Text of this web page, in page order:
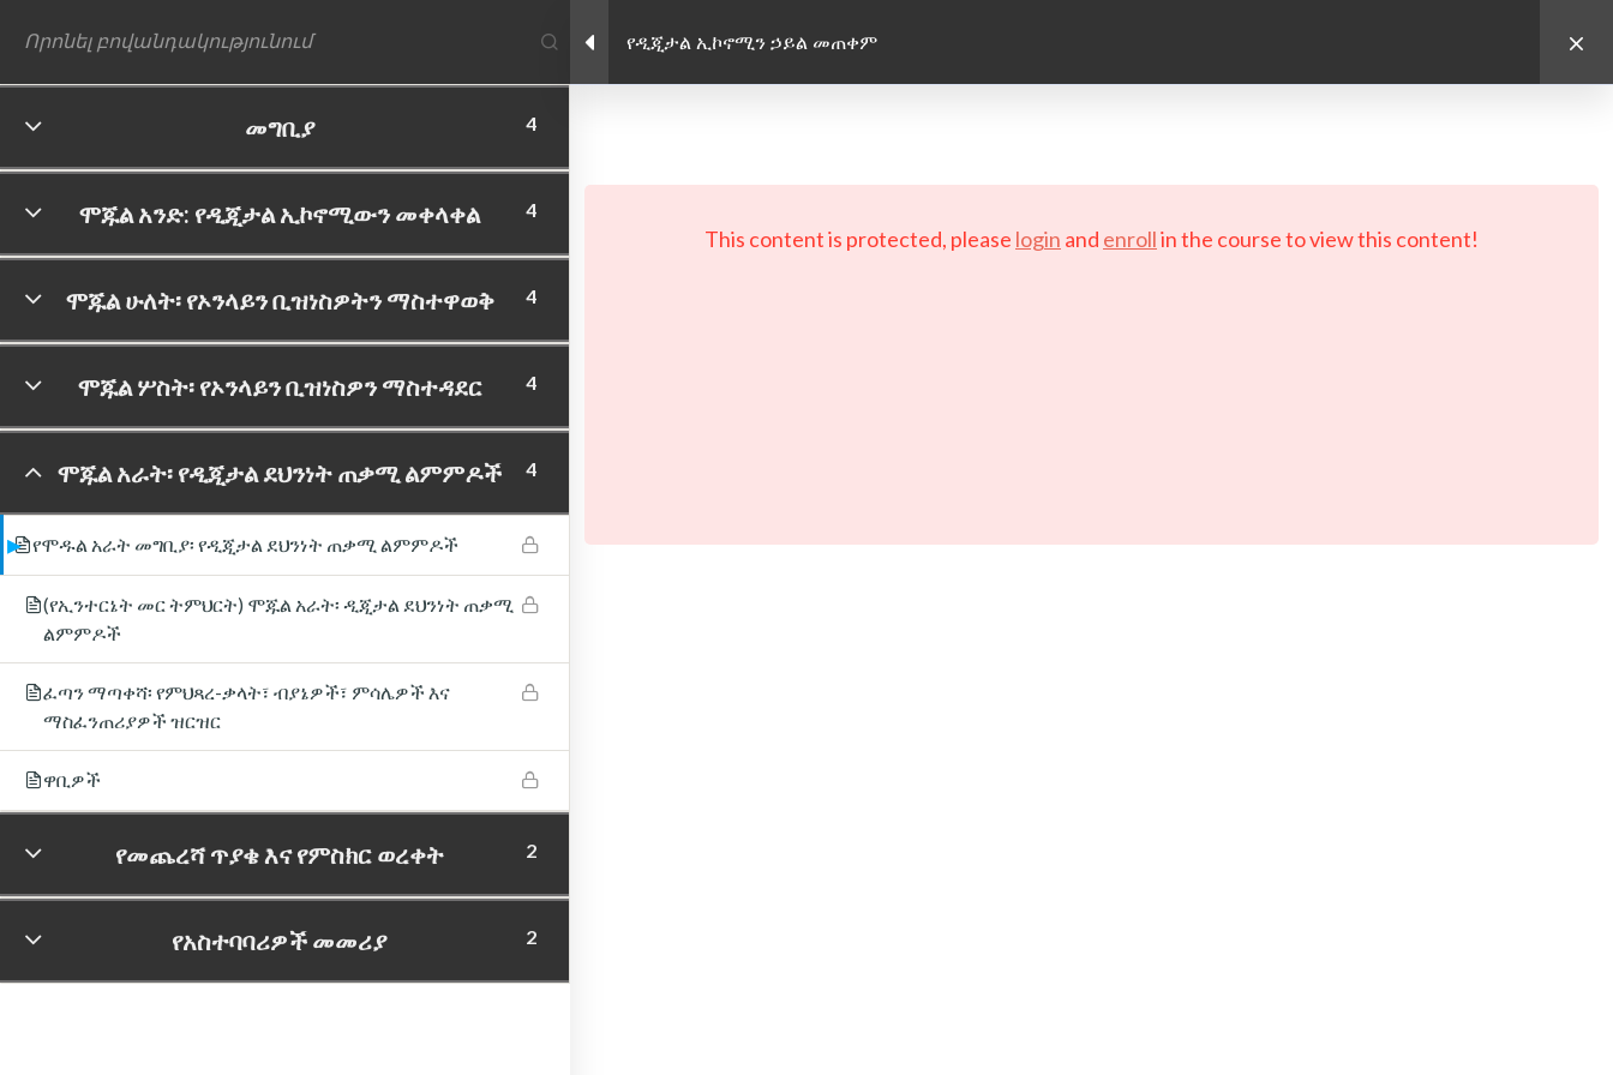
የዲጂታል ኢኮኖሚን ኃይል መጠቀም
መግቢያ 4
ሞጁል አንድ: የዲጂታል ኢኮኖሚውን መቀላቀል 4
ሞጁል ሁለት፡ የኦንላይን ቢዝነስዎትን ማስተዋወቅ 4
ሞጁል ሦስት፡ የኦንላይን ቢዝነስዎን ማስተዳደር 4
ሞጁል አራት፡ የዲጂታል ደህንነት ጠቃሚ ልምምዶች 4
የሞዱል አራት መግቢያ፡ የዲጂታል ደህንነት ጠቃሚ ልምምዶች
(የኢንተርኔት መር ትምህርት) ሞጁል አራት፡ ዲጂታል ደህንነት ጠቃሚ
ልምምዶች
ፈጣን ማጣቀሻ፡ የምህጻረ-ቃላት፣ ብያኔዎች፣ ምሳሌዎች እና
ማስፈንጠሪያዎች ዝርዝር
ዋቢዎች
የመጨረሻ ጥያቄ እና የምስክር ወረቀት 2
የአስተባባሪዎች መመሪያ 2
This content is protected, please login and enrollin the course to view this content!
© Copyright 2026 LAYERTech Software Labs Inc. All rights reserved.